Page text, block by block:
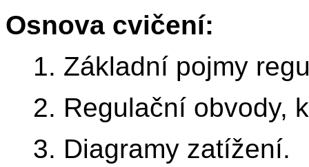
Osnova cvičení:
1. Základní pojmy
2. Regulační obvody,
3. Diagramy zatížení.